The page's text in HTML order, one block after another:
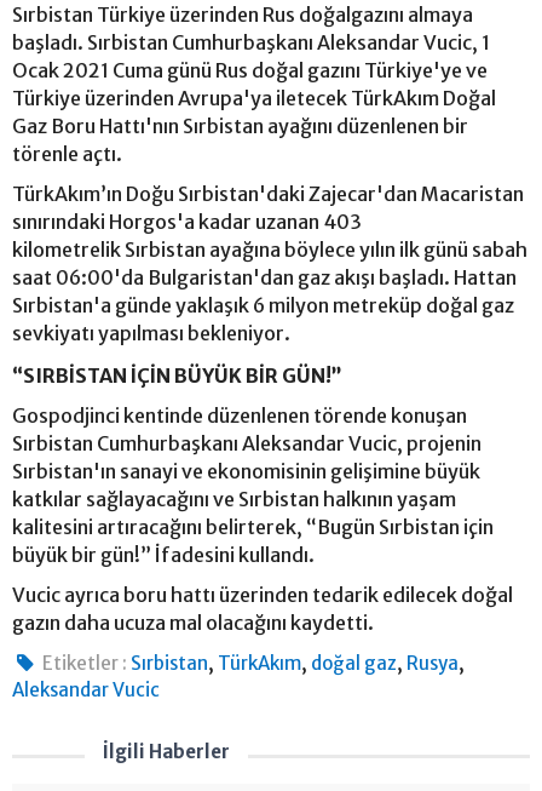
Sırbistan Türkiye üzerinden Rus doğalgazını almaya
başladı. Sırbistan Cumhurbaşkanı Aleksandar Vucic, 1
Ocak 2021 Cuma günü Rus doğal gazını Türkiye'ye ve
Türkiye üzerinden Avrupa'ya iletecek TürkAkım Doğal
Gaz Boru Hattı'nın Sırbistan ayağını düzenlenen bir
törenle açtı.
TürkAkım’ın Doğu Sırbistan'daki Zajecar'dan Macaristan
sınırındaki Horgos'a kadar uzanan 403
kilometrelik Sırbistan ayağına böylece yılın ilk günü sabah
saat 06:00'da Bulgaristan'dan gaz akışı başladı. Hattan
Sırbistan'a günde yaklaşık 6 milyon metreküp doğal gaz
sevkiyatı yapılması bekleniyor.
“SIRBİSTAN İÇİN BÜYÜK BİR GÜN!”
Gospodjinci kentinde düzenlenen törende konuşan
Sırbistan Cumhurbaşkanı Aleksandar Vucic, projenin
Sırbistan'ın sanayi ve ekonomisinin gelişimine büyük
katkılar sağlayacağını ve Sırbistan halkının yaşam
kalitesini artıracağını belirterek, “Bugün Sırbistan için
büyük bir gün!” İfadesini kullandı.
Vucic ayrıca boru hattı üzerinden tedarik edilecek doğal
gazın daha ucuza mal olacağını kaydetti.
Etiketler : Sırbistan, TürkAkım, doğal gaz, Rusya,
Aleksandar Vucic
İlgili Haberler